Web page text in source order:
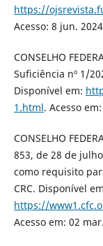
https://
Acesso: 8 jun.
CONSELHO
Suficiência nº 1/
Disponível em:
1.html. Acesso
CONSELHO
853, de 28 de
como requisito
CRC. Disponível
https://
Acesso em: 02